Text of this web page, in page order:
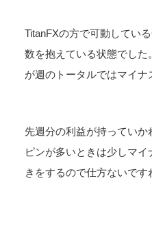
TitanFXの方で可動してい
数を抱えている状態でした
が週のトータルではマイナ
先週分の利益が持ってい
ピンが多いときは少しマ
きをするので仕方ないです